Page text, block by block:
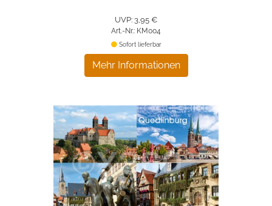
UVP: 3,95 €
Art.-Nr.: KM004
Mehr Informationen
Sofort lieferbar